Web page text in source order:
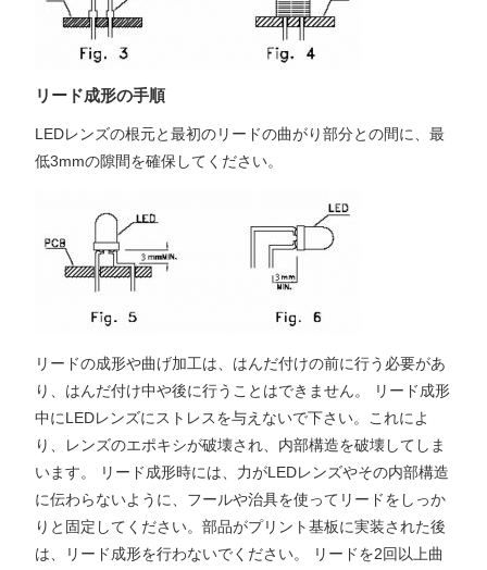
リード成形の手順
LEDレンズの根元と最初のリードの曲がり部分との間に、最
低3mmの隙間を確保してください。
リードの成形や曲げ加工は、はんだ付けの前に行う必要があ
り、はんだ付け中や後に行うことはできません。 リード成形
中にLEDレンズにストレスを与えないで下さい。これによ
り、レンズのエポキシが破壊され、内部構造を破壊してしま
います。 リード成形時には、力がLEDレンズやその内部構造
に伝わらないように、フールや治具を使ってリードをしっか
りと固定してください。部品がプリント基板に実装された後
は、リード成形を行わないでください。 リードを2回以上曲